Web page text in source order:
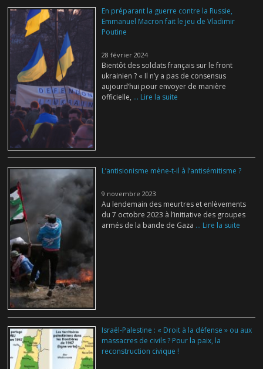
En préparant la guerre contre la Russie,
Emmanuel Macron fait le jeu de Vladimir
Poutine
28 février 2024
Bientôt des soldats français sur le front
ukrainien ? « Il n’y a pas de consensus
aujourd’hui pour envoyer de manière
officielle, ... Lire la suite
L’antisionisme mène-t-il à l’antisémitisme ?
9 novembre 2023
Au lendemain des meurtres et enlèvements
du 7 octobre 2023 à l’initiative des groupes
armés de la bande de Gaza ... Lire la suite
Israël-Palestine : « Droit à la défense » ou aux
massacres de civils ? Pour la paix, la
reconstruction civique !